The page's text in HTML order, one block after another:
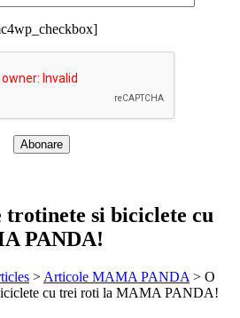
trotinete si biciclete cu
PANDA!
> Articole MAMA PANDA > O
cu trei roti la MAMA PANDA!